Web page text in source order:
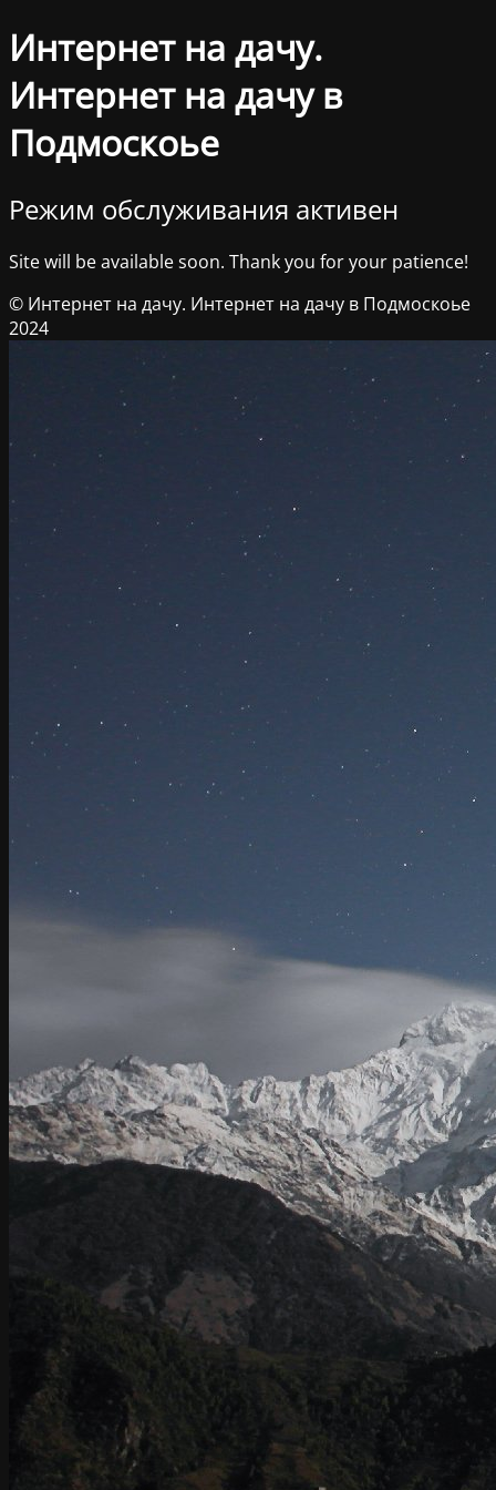
Интернет на дачу.
Интернет на дачу в
Подмоскоье
Режим обслуживания активен
Site will be available soon. Thank you for your patience!
© Интернет на дачу. Интернет на дачу в Подмоскоье
2024